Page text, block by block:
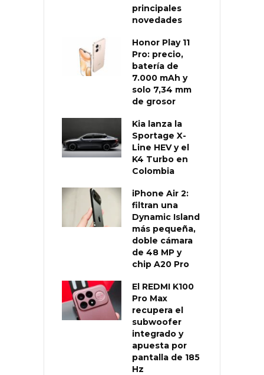
principales
novedades
Honor Play 11
Pro: precio,
batería de
7.000 mAh y
solo 7,34 mm
de grosor
Kia lanza la
Sportage X-
Line HEV y el
K4 Turbo en
Colombia
iPhone Air 2:
filtran una
Dynamic Island
más pequeña,
doble cámara
de 48 MP y
chip A20 Pro
El REDMI K100
Pro Max
recupera el
subwoofer
integrado y
apuesta por
pantalla de 185
Hz